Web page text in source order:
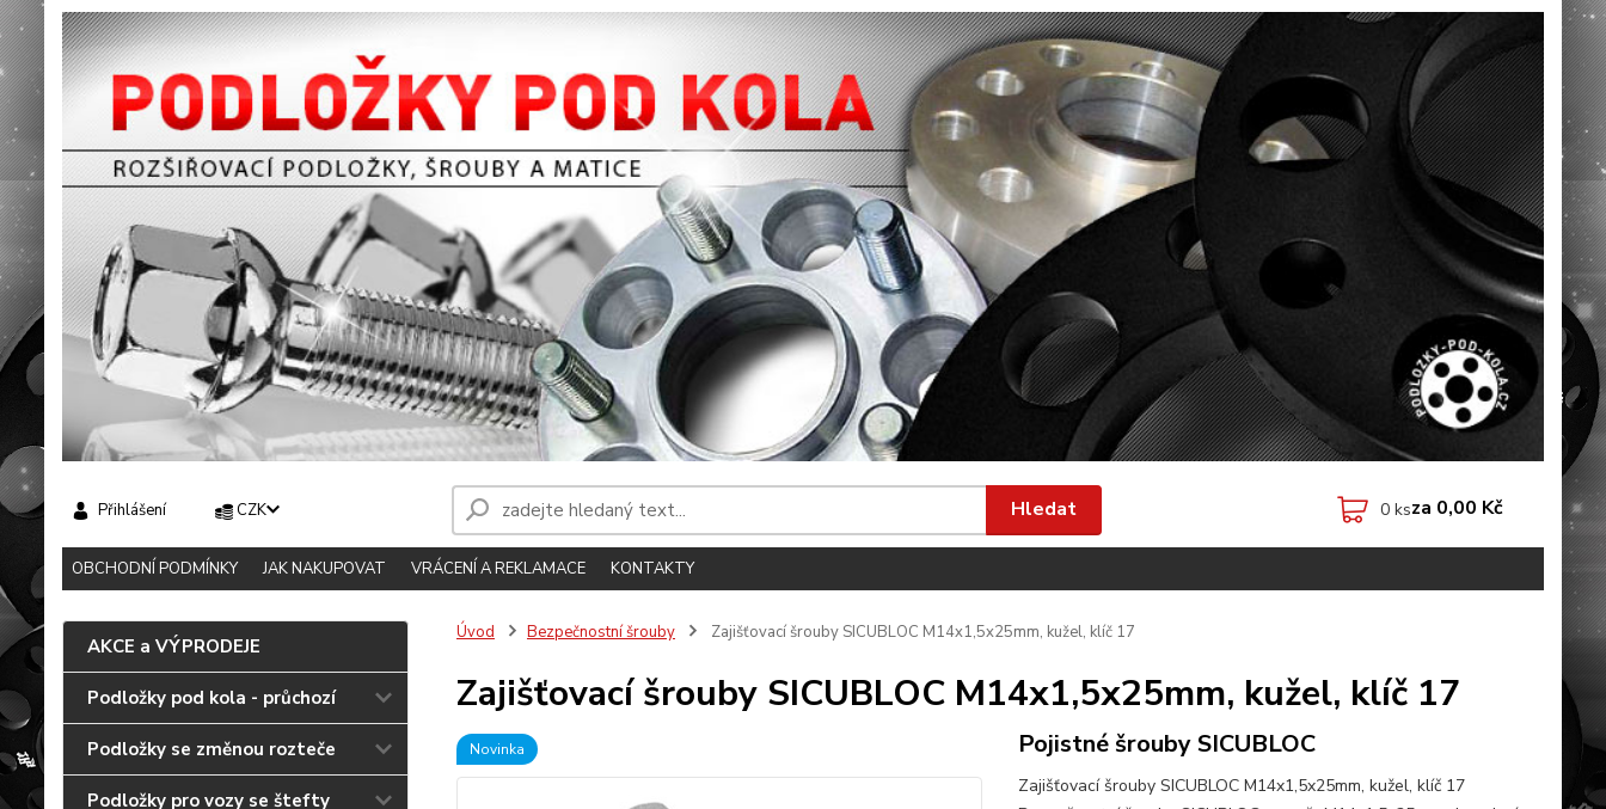
OBCHODNÍ PODMÍNKY JAK NAKUPOVAT VRÁCENÍ A REKLAMACE KONTAKTY
CZK
Přihlášení Hledat 0ksza 0,00 Kč
AKCE a VÝPRODEJE
Podložky pod kola - průchozí
Podložky se změnou rozteče
Podložky pro vozy se štefty
Úvod Bezpečnostní šrouby Zajišťovací šrouby SICUBLOC M14x1,5x25mm, kužel, klíč 17
Zajišťovací šrouby SICUBLOC M14x1,5x25mm, kužel, klíč 17
Novinka Pojistné šrouby SICUBLOC
Zajišťovací šrouby SICUBLOC M14x1,5x25mm, kužel, klíč 17